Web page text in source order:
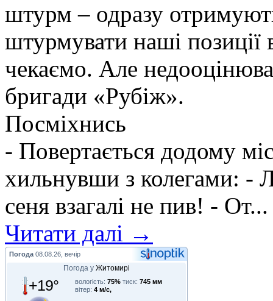
штурм – одразу
штурмувати наші позиції
чекаємо. Але
бригади «Рубіж».
Посміхнись
- Повертається додому
хильнувши з колегами: -
сеня взагалі не пив! - От...
Читати далі →
Погода 08.08.26, вечір
Погода у Житомирі
+19° вологість: 75% тиск: 745 мм
вітер: 4 м/с,